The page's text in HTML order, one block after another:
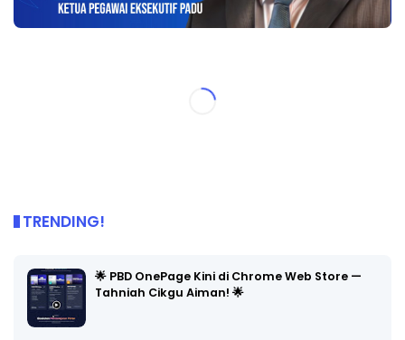
TRENDING!
🌟 PBD OnePage Kini di Chrome Web Store —
Tahniah Cikgu Aiman! 🌟